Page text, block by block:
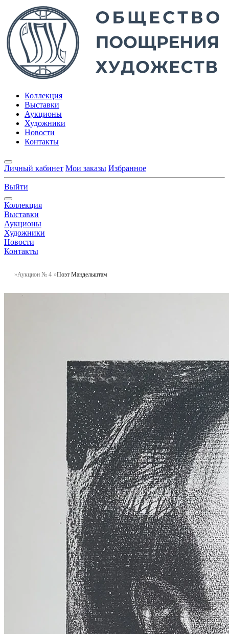
Коллекция
Выставки
Аукционы
Художники
Новости
Контакты
Личный кабинет Мои заказы Избранное
Выйти
Коллекция
Выставки
Аукционы
Художники
Новости
Контакты
Аукцион № 4 Поэт Мандельштам